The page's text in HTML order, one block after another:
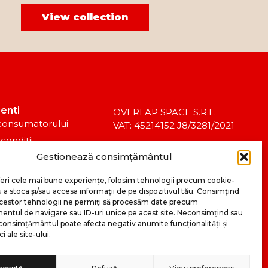
Gestionează consimțământul
cele mai bune experiențe, folosim tehnologii precum cookie-
stoca și/sau accesa informații de pe dispozitivul tău. Consimțind
tehnologii ne permiți să procesăm date precum
de navigare sau ID-uri unice pe acest site. Neconsimțind sau
poate afecta negativ anumite funcționalități și
ale site-ului.
View collection
OVERLAP SPACE S.R.L.
VAT: 45214152 J8/3281/2021
CAEN 7410 – Activități de design
specializat.